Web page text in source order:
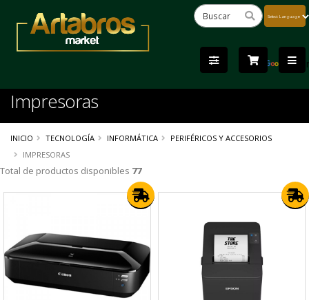
by
Impresoras
INICIO TECNOLOGÍA INFORMÁTICA
PERIFÉRICOS Y ACCESORIOS
IMPRESORAS
Total de productos disponibles 77